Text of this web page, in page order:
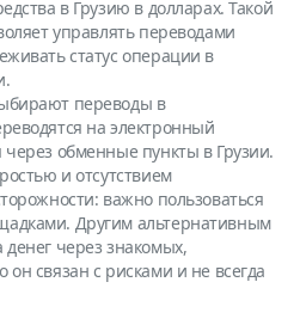
в Грузию в долларах. Такой
управлять переводами
статус операции в
переводы в
на электронный
обменные пункты в Грузии.
и отсутствием
важно пользоваться
Другим альтернативным
денег через знакомых,
связан с рисками и не всегда